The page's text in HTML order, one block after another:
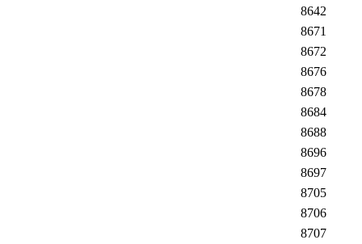
8642
8671
8672
8676
8678
8684
8688
8696
8697
8705
8706
8707